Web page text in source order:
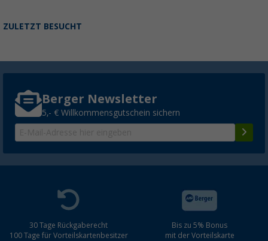
ZULETZT BESUCHT
Berger Newsletter
5,- € Willkommensgutschein sichern
30 Tage Rückgaberecht
100 Tage für Vorteilskartenbesitzer
Bis zu 5% Bonus
mit der Vorteilskarte